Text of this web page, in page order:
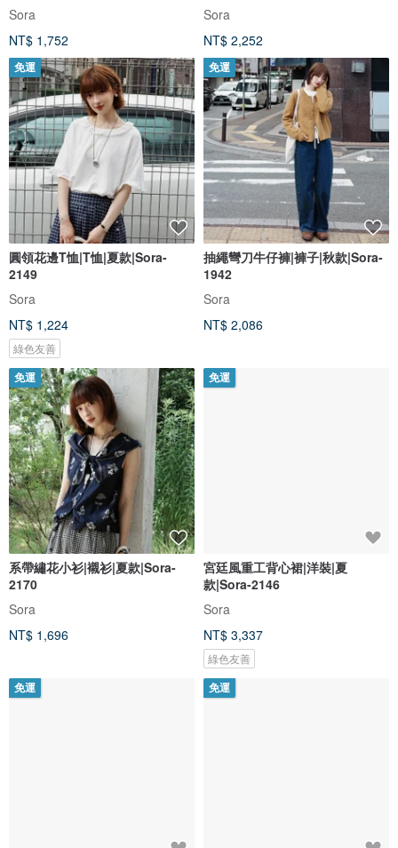
Sora
NT$ 1,752
Sora
NT$ 2,252
免運
圓領花邊T恤|T恤|夏款|Sora-
2149
Sora
NT$ 1,224
綠色友善
免運
抽繩彎刀牛仔褲|褲子|秋款|Sora-
1942
Sora
NT$ 2,086
免運
系帶繡花小衫|襯衫|夏款|Sora-
2170
Sora
NT$ 1,696
免運
宮廷風重工背心裙|洋裝|夏
款|Sora-2146
Sora
NT$ 3,337
綠色友善
免運 免運